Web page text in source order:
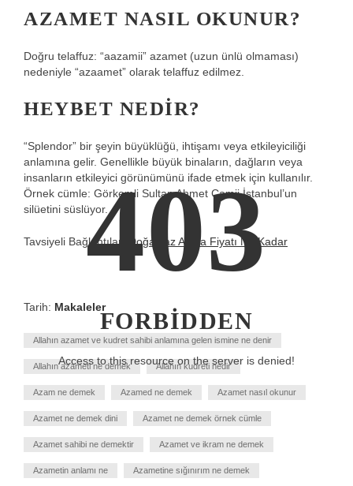
AZAMET NASIL OKUNUR?
Doğru telaffuz: “aazamii” azamet (uzun ünlü olmaması)
nedeniyle “azaamet” olarak telaffuz edilmez.
HEYBET NEDIR?
“Splendor” bir şeyin büyüklüğü, ihtişamı veya etkileyiciliği
anlamına gelir. Genellikle büyük binaların, dağların veya
insanların etkileyici görünümünü ifade etmek için kullanılır.
Örnek cümle: Görkemli Sultan Ahmet Camii İstanbul’un
silüetini süslüyor.
Tavsiyeli Bağlantılar: Doğalgaz Açma Fiyatı Ne Kadar
Tarih: Makaleler
Allahın azamet ve kudret sahibi anlamına gelen ismine ne denir
Allahın azameti ne demek Allahın kudreti nedir
Azam ne demek Azamed ne demek Azamet nasıl okunur
Azamet ne demek dini Azamet ne demek örnek cümle
Azamet sahibi ne demektir Azamet ve ikram ne demek
Azametin anlamı ne Azametine sığınırım ne demek
403
FORBIDDEN
Access to this resource on the server is denied!